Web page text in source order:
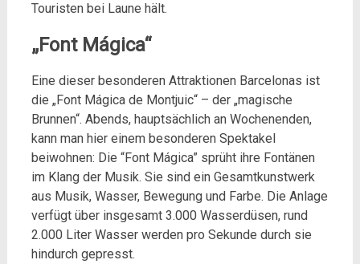
Touristen bei Laune hält.
„Font Mágica“
Eine dieser besonderen Attraktionen Barcelonas ist
die „Font Mágica de Montjuic“ – der „magische
Brunnen“. Abends, hauptsächlich an Wochenenden,
kann man hier einem besonderen Spektakel
beiwohnen: Die “Font Mágica” sprüht ihre Fontänen
im Klang der Musik. Sie sind ein Gesamtkunstwerk
aus Musik, Wasser, Bewegung und Farbe. Die Anlage
verfügt über insgesamt 3.000 Wasserdüsen, rund
2.000 Liter Wasser werden pro Sekunde durch sie
hindurch gepresst.